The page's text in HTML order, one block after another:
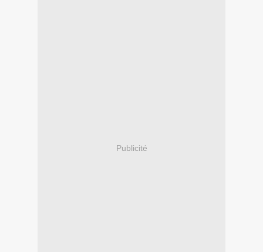
Publicité